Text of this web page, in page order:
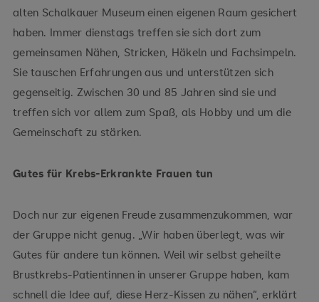
alten Schalkauer Museum einen eigenen Raum gesichert
haben. Immer dienstags treffen sie sich dort zum
gemeinsamen Nähen, Stricken, Häkeln und Fachsimpeln.
Sie tauschen Erfahrungen aus und unterstützen sich
gegenseitig. Zwischen 30 und 85 Jahren sind sie und
treffen sich vor allem zum Spaß, als Hobby und um die
Gemeinschaft zu stärken.
Gutes für Krebs-Erkrankte Frauen tun
Doch nur zur eigenen Freude zusammenzukommen, war
der Gruppe nicht genug. „Wir haben überlegt, was wir
Gutes für andere tun können. Weil wir selbst geheilte
Brustkrebs-Patientinnen in unserer Gruppe haben, kam
schnell die Idee auf, diese Herz-Kissen zu nähen“, erklärt